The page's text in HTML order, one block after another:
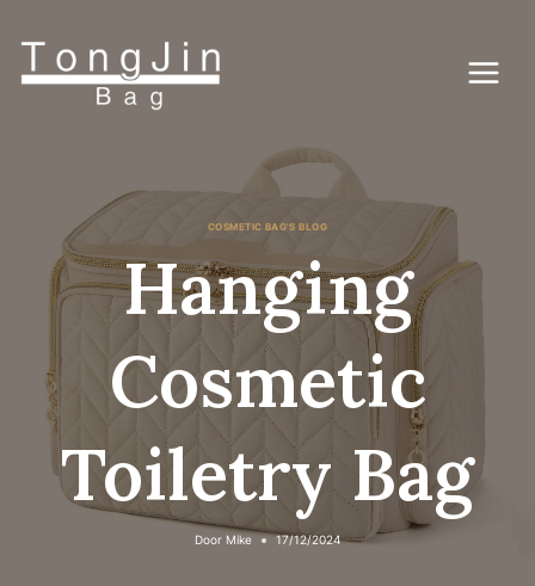
inhoud
COSMETIC BAG'S BLOG
Hanging
Cosmetic
Toiletry Bag
Door Mike 17/12/2024